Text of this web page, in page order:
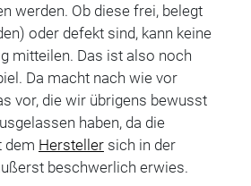
werden. Ob diese frei, belegt
oder defekt sind, kann keine
mitteilen. Das ist also noch
Da macht nach wie vor
vor, die wir übrigens bewusst
haben, da die
dem Herstellersich in der
beschwerlich erwies.